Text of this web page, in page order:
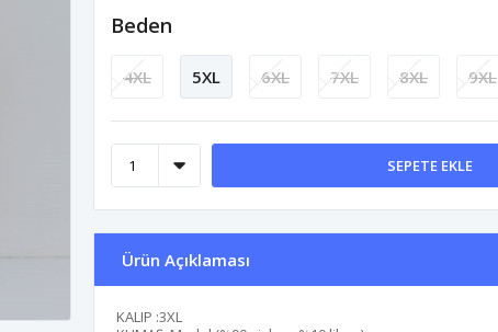
Beden
4XL 5XL 6XL 7XL 8XL 9XL
SEPETE EKLE
Ürün Açıklaması
KALIP :3XL